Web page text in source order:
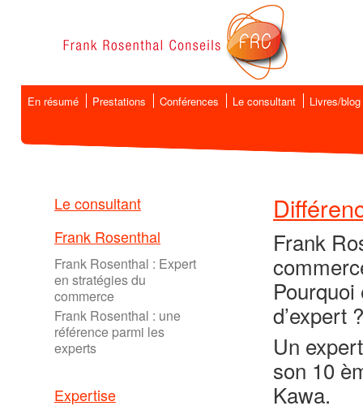
En résumé Prestations Conférences Le consultant Livres/blog
Le consultant
Frank Rosenthal
Frank Rosenthal : Expert
en stratégies du
commerce
Frank Rosenthal : une
référence parmi les
experts
Expertise
Frank
d’expert ?
Un
son 10
Kawa.